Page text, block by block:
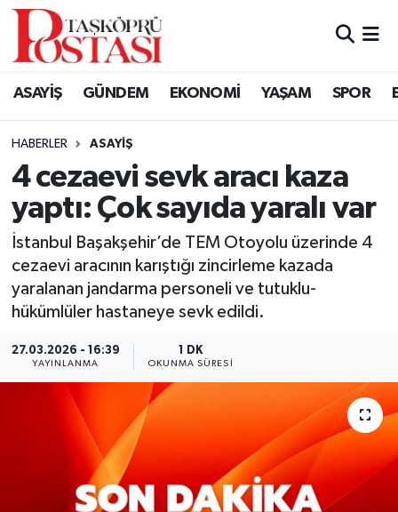
ASAYİŞ GÜNDEM EKONOMİ YAŞAM SPOR
HABERLER ASAYIŞ
4 cezaevi sevk aracı kaza
yaptı: Çok sayıda yaralı var
İstanbul Başakşehir’de TEM Otoyolu üzerinde 4
cezaevi aracının karıştığı zincirleme kazada
yaralanan jandarma personeli ve tutuklu-
hükümlüler hastaneye sevk edildi.
27.03.2026 - 16:39
YAYINLANMA
1 DK
OKUNMA SÜRESI
Kastamonu Vefat Edenler
Araç Haberleri
Azdavay Haberleri
Bozkurt Haberleri
Cide Haberleri
Daday Haberleri
Devrekani Haberleri